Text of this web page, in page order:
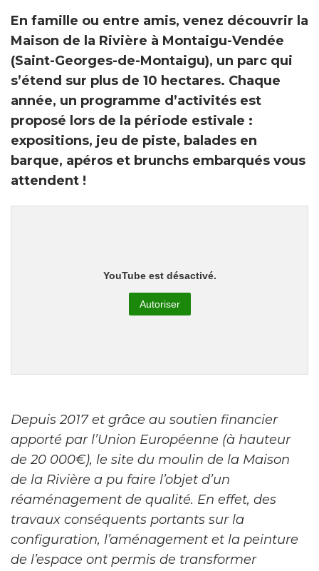
En famille ou entre amis, venez découvrir la
Maison de la Rivière à Montaigu-Vendée
(Saint-Georges-de-Montaigu), un parc qui
s’étend sur plus de 10 hectares. Chaque
année, un programme d’activités est
proposé lors de la période estivale :
expositions, jeu de piste, balades en
barque, apéros et brunchs embarqués vous
attendent !
YouTube est désactivé.
Autoriser
Depuis 2017 et grâce au soutien financier
apporté par l’Union Européenne (à hauteur
de 20 000€), le site du moulin de la Maison
de la Rivière a pu faire l’objet d’un
réaménagement de qualité. En effet, des
travaux conséquents portants sur la
configuration, l’aménagement et la peinture
de l’espace ont permis de transformer